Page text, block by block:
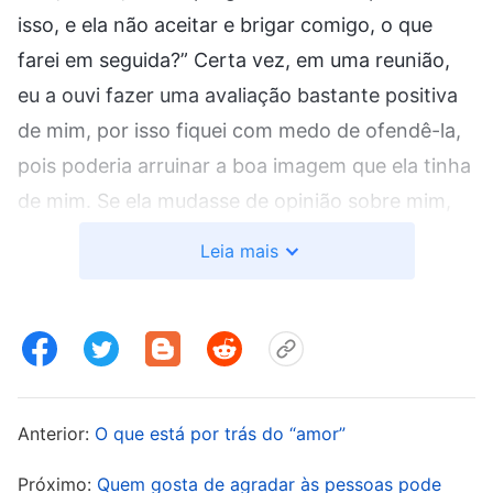
isso, e ela não aceitar e brigar comigo, o que
farei em seguida?” Certa vez, em uma reunião,
eu a ouvi fazer uma avaliação bastante positiva
de mim, por isso fiquei com medo de ofendê-la,
pois poderia arruinar a boa imagem que ela tinha
de mim. Se ela mudasse de opinião sobre mim,
Xia. Em vez disso eu disse: “Entendo que, às
o motivo disso. Também precisamos trabalhar
bem em equipe”. Eu contornei o problema
Leia mais
Anterior: O que está por trás do “amor”
Próximo: Quem gosta de agradar às pessoas pode